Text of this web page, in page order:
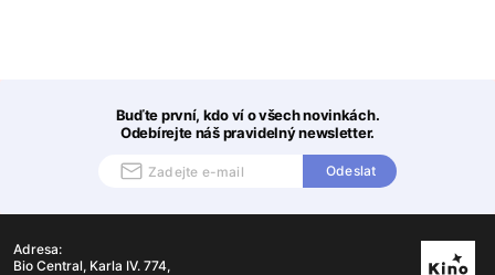
Buďte první, kdo ví o všech novinkách.
Odebírejte náš pravidelný newsletter.
Odeslat
Adresa:
Bio Central, Karla IV. 774,